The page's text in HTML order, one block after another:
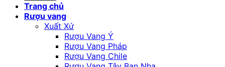
Trang chủ
Rượu vang
Xuất Xứ
Rượu Vang Ý
Rượu Vang Pháp
Rượu Vang Chile